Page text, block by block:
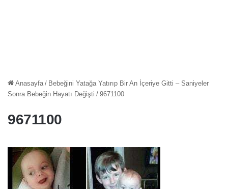
Anasayfa / Bebeğini Yatağa Yatırıp Bir An İçeriye Gitti – Saniyeler
Sonra Bebeğin Hayatı Değişti / 9671100
9671100